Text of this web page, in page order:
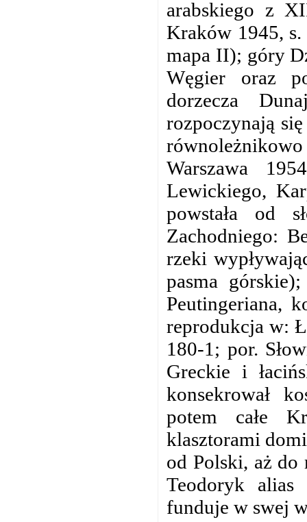
arabskiego z
Kraków 1945,
mapa II); góry
Węgier oraz
dorzecza
rozpoczynają
Warszawa
Lewickiego,
powstała od
Zachodniego:
rzeki
pasma
Peutingeriana,
reprodukcja w:
180-1; por.
Greckie i
konsekrował
potem całe
klasztorami
od Polski, aż do
Teodoryk
funduje w swej